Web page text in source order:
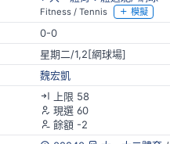
Fitness / Tennis 模擬
0-0
星期二/1,2[網球場]
魏宏凱
上限 58
現選 60
餘額 -2